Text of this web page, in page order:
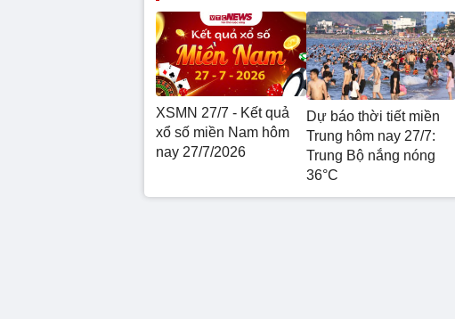
XSMN 27/7 - Kết quả
xổ số miền Nam hôm
nay 27/7/2026
Dự báo thời tiết miền
Trung hôm nay 27/7:
Trung Bộ nắng nóng
36°C